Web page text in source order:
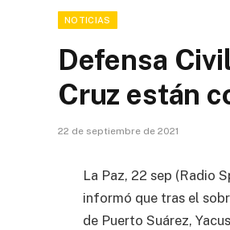
NOTICIAS
Defensa
Cruz están
22 de septiembre de 2021
La Paz, 22 sep (Radio
informó que tras el
de Puerto Suárez,